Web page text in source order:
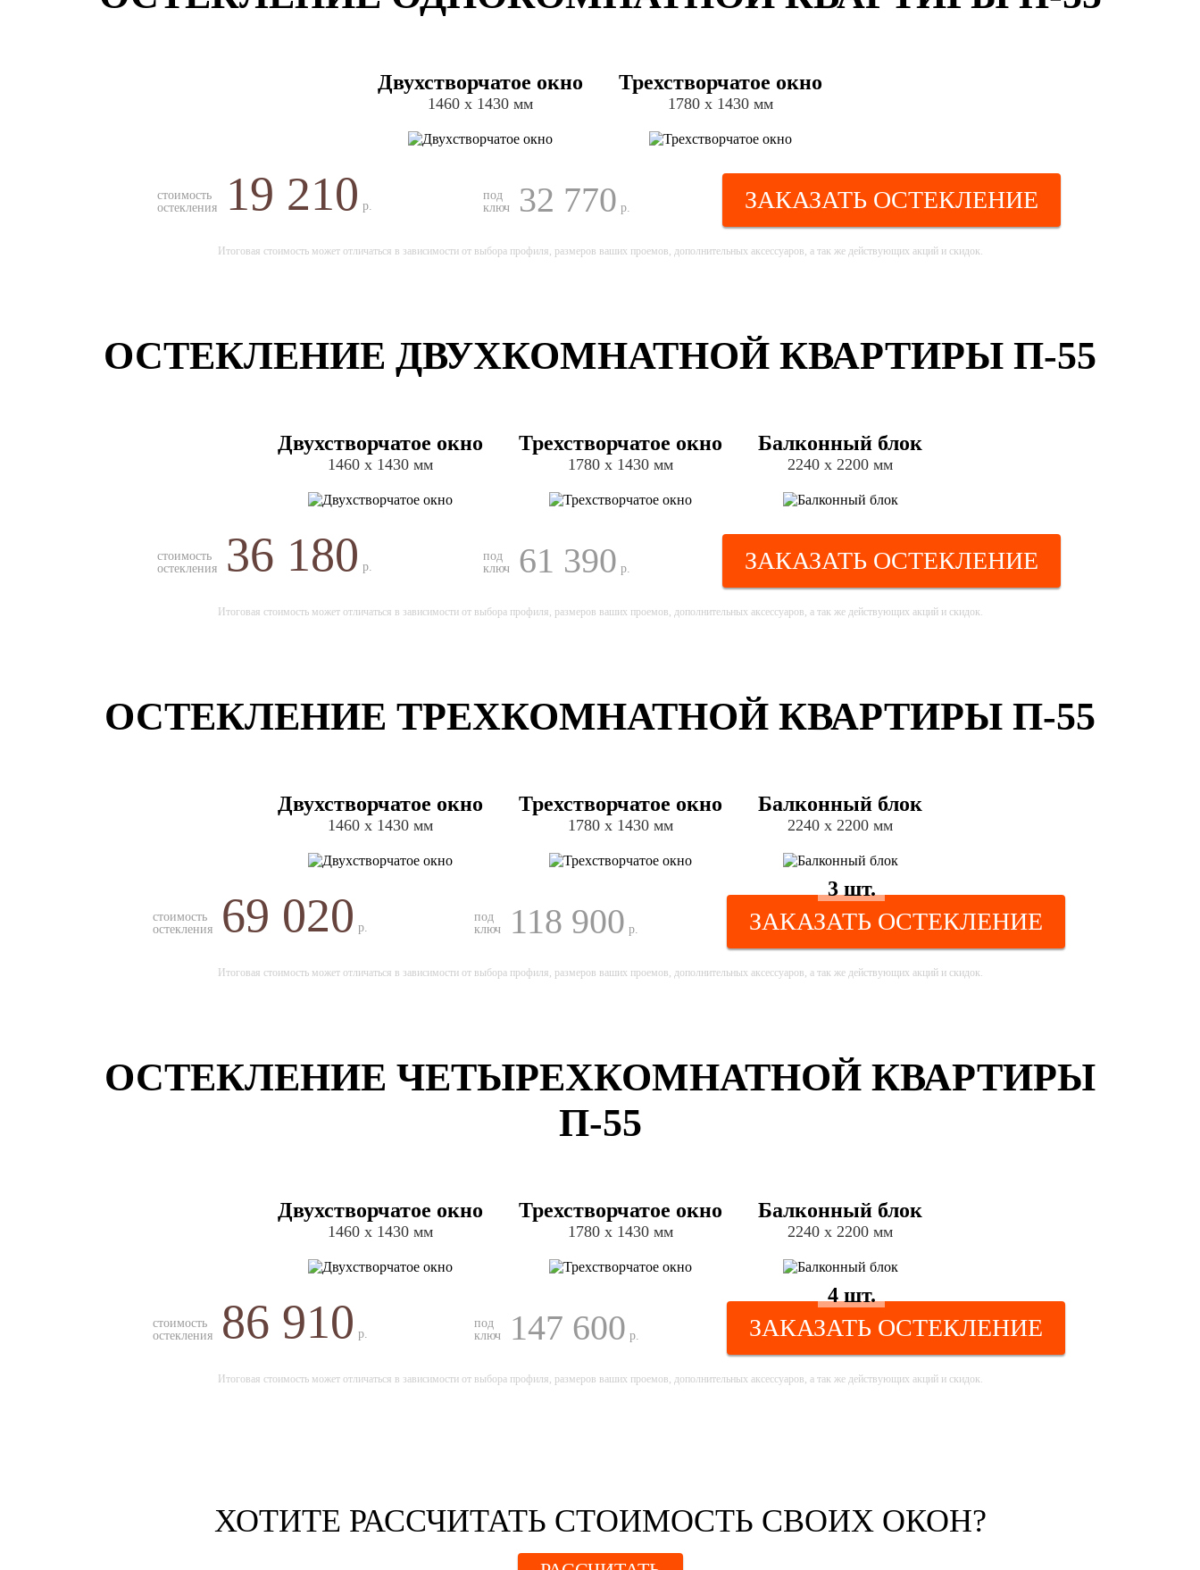
Двухстворчатое окно
1460 х 1430 мм
Трехстворчатое окно
1780 х 1430 мм
стоимость
остекления
19 210 р.
под
ключ
32 770 р. ЗАКАЗАТЬ ОСТЕКЛЕНИЕ
Итоговая стоимость может отличаться в зависимости от выбора профиля, размеров ваших проемов, дополнительных аксессуаров, а так же действующих акций и скидок.
ОСТЕКЛЕНИЕ ДВУХКОМНАТНОЙ КВАРТИРЫ П-55
Двухстворчатое окно
1460 х 1430 мм
Трехстворчатое окно
1780 х 1430 мм
Балконный блок
2240 х 2200 мм
стоимость
остекления
36 180 р.
под
ключ
61 390 р. ЗАКАЗАТЬ ОСТЕКЛЕНИЕ
Итоговая стоимость может отличаться в зависимости от выбора профиля, размеров ваших проемов, дополнительных аксессуаров, а так же действующих акций и скидок.
ОСТЕКЛЕНИЕ ТРЕХКОМНАТНОЙ КВАРТИРЫ П-55
Двухстворчатое окно
1460 х 1430 мм
Трехстворчатое окно
1780 х 1430 мм
Балконный блок
2240 х 2200 мм
3 шт.
стоимость
остекления
69 020 р.
под
ключ
118 900 р. ЗАКАЗАТЬ ОСТЕКЛЕНИЕ
Итоговая стоимость может отличаться в зависимости от выбора профиля, размеров ваших проемов, дополнительных аксессуаров, а так же действующих акций и скидок.
ОСТЕКЛЕНИЕ ЧЕТЫРЕХКОМНАТНОЙ КВАРТИРЫ
П-55
Двухстворчатое окно
1460 х 1430 мм
Трехстворчатое окно
1780 х 1430 мм
Балконный блок
2240 х 2200 мм
4 шт.
стоимость
остекления
86 910 р.
под
ключ
147 600 р. ЗАКАЗАТЬ ОСТЕКЛЕНИЕ
Итоговая стоимость может отличаться в зависимости от выбора профиля, размеров ваших проемов, дополнительных аксессуаров, а так же действующих акций и скидок.
ХОТИТЕ РАССЧИТАТЬ СТОИМОСТЬ СВОИХ ОКОН?